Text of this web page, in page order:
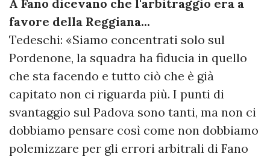
A Fano dicevano che l'arbitraggio era a
favore della Reggiana...
Tedeschi: «Siamo concentrati solo sul
Pordenone, la squadra ha fiducia in quello
che sta facendo e tutto ciò che è già
capitato non ci riguarda più. I punti di
svantaggio sul Padova sono tanti, ma non ci
dobbiamo pensare così come non dobbiamo
polemizzare per gli errori arbitrali di Fano